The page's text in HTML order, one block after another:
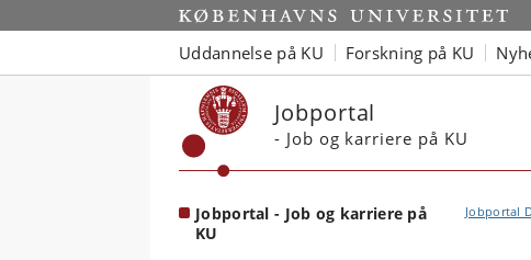
Start
Uddannelse på KU Forskning på KU
Jobportal
- Job og karriere på KU
Jobportal - Job og karriere på
KU
Jobportal